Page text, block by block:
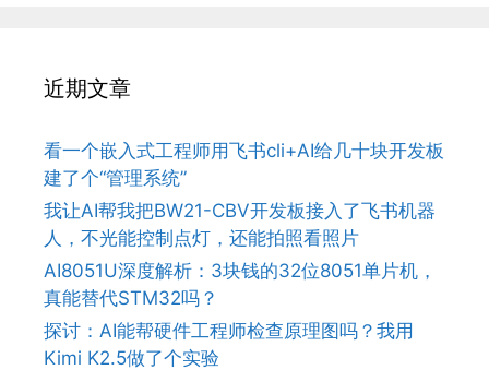
近期文章
看一个嵌入式工程师用飞书cli+AI给几十块开发板
建了个“管理系统”
我让AI帮我把BW21-CBV开发板接入了飞书机器
人，不光能控制点灯，还能拍照看照片
AI8051U深度解析：3块钱的32位8051单片机，
真能替代STM32吗？
探讨：AI能帮硬件工程师检查原理图吗？我用
Kimi K2.5做了个实验